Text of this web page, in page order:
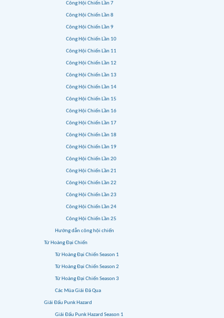
Công Hội Chiến Lần 7
Công Hội Chiến Lần 8
Công Hội Chiến Lần 9
Công Hội Chiến Lần 10
Công Hội Chiến Lần 11
Công Hội Chiến Lần 12
Công Hội Chiến Lần 13
Công Hội Chiến Lần 14
Công Hội Chiến Lần 15
Công Hội Chiến Lần 16
Công Hội Chiến Lần 17
Công Hội Chiến Lần 18
Công Hội Chiến Lần 19
Công Hội Chiến Lần 20
Công Hội Chiến Lần 21
Công Hội Chiến Lần 22
Công Hội Chiến Lần 23
Công Hội Chiến Lần 24
Công Hội Chiến Lần 25
Hướng dẫn công hội chiến
Tứ Hoàng Đại Chiến
Tứ Hoàng Đại Chiến Season 1
Tứ Hoàng Đại Chiến Season 2
Tứ Hoàng Đại Chiến Season 3
Các Mùa Giải Đã Qua
Giải Đấu Punk Hazard
Giải Đấu Punk Hazard Season 1